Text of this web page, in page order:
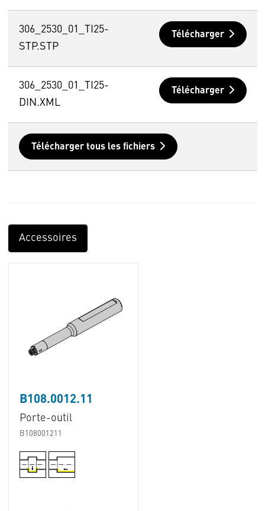
306_2530_01_TI25-
STP.STP
Télécharger
306_2530_01_TI25-
DIN.XML
Télécharger
Télécharger tous les fichiers
Accessoires
B108.0012.11
Porte-outil
B108001211